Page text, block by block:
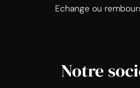
Echange ou
Notre